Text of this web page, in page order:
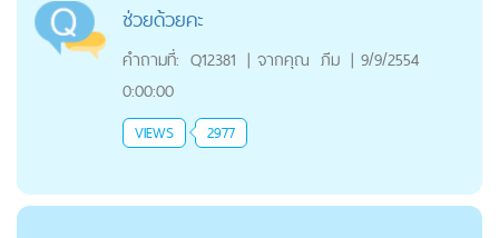
ช่วยด้วยคะ
คำถามที่: Q12381 | จากคุณ ภีม | 9/9/2554
0:00:00
VIEWS 2977